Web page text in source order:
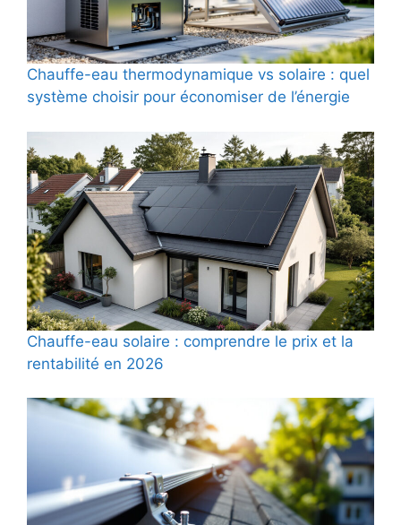
Chauffe-eau thermodynamique vs solaire : quel
système choisir pour économiser de l’énergie
Chauffe-eau solaire : comprendre le prix et la
rentabilité en 2026